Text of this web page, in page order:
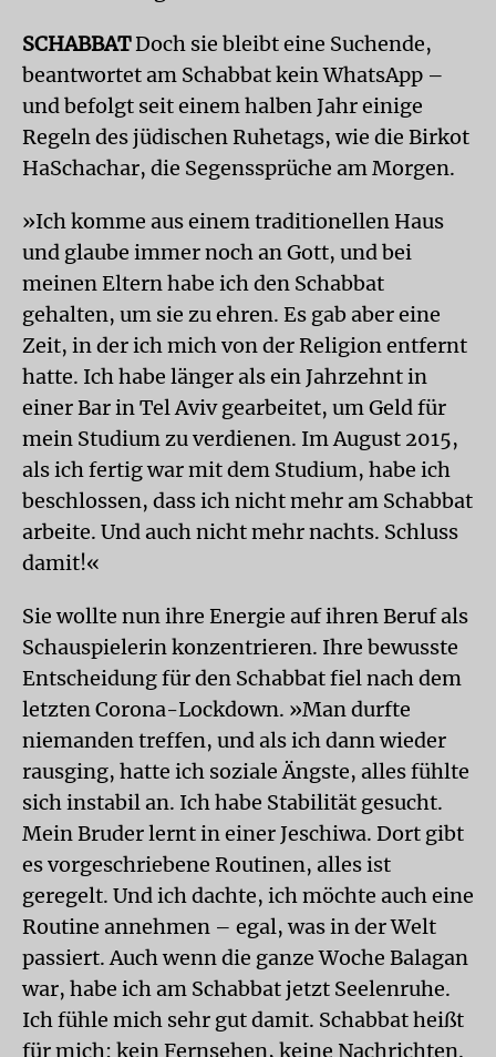
SCHABBATDoch sie bleibt eine Suchende,
beantwortet am Schabbat kein WhatsApp –
und befolgt seit einem halben Jahr einige
Regeln des jüdischen Ruhetags, wie die Birkot
HaSchachar, die Segenssprüche am Morgen.
»Ich komme aus einem traditionellen Haus
und glaube immer noch an Gott, und bei
meinen Eltern habe ich den Schabbat
gehalten, um sie zu ehren. Es gab aber eine
Zeit, in der ich mich von der Religion entfernt
hatte. Ich habe länger als ein Jahrzehnt in
einer Bar in Tel Aviv gearbeitet, um Geld für
mein Studium zu verdienen. Im August 2015,
als ich fertig war mit dem Studium, habe ich
beschlossen, dass ich nicht mehr am Schabbat
arbeite. Und auch nicht mehr nachts. Schluss
damit!«
Sie wollte nun ihre Energie auf ihren Beruf als
Schauspielerin konzentrieren. Ihre bewusste
Entscheidung für den Schabbat fiel nach dem
letzten Corona-Lockdown. »Man durfte
niemanden treffen, und als ich dann wieder
rausging, hatte ich soziale Ängste, alles fühlte
sich instabil an. Ich habe Stabilität gesucht.
Mein Bruder lernt in einer Jeschiwa. Dort gibt
es vorgeschriebene Routinen, alles ist
geregelt. Und ich dachte, ich möchte auch eine
Routine annehmen – egal, was in der Welt
passiert. Auch wenn die ganze Woche Balagan
war, habe ich am Schabbat jetzt Seelenruhe.
Ich fühle mich sehr gut damit. Schabbat heißt
für mich: kein Fernsehen, keine Nachrichten.